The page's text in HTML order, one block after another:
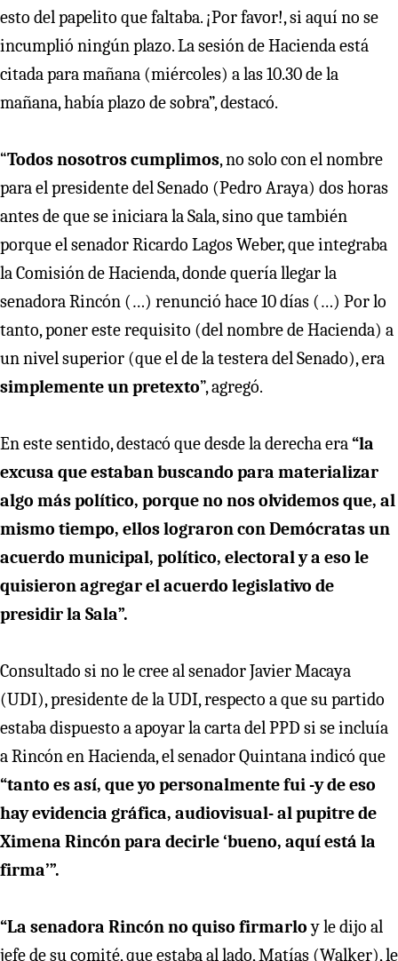
esto del papelito que faltaba. ¡Por favor!, si aquí no se
incumplió ningún plazo. La sesión de Hacienda está
citada para mañana (miércoles) a las 10.30 de la
mañana, había plazo de sobra”, destacó.
“Todos nosotros cumplimos, no solo con el nombre
para el presidente del Senado (Pedro Araya) dos horas
antes de que se iniciara la Sala, sino que también
porque el senador Ricardo Lagos Weber, que integraba
la Comisión de Hacienda, donde quería llegar la
senadora Rincón (…) renunció hace 10 días (…) Por lo
tanto, poner este requisito (del nombre de Hacienda) a
un nivel superior (que el de la testera del Senado), era
simplemente un pretexto”, agregó.
En este sentido, destacó que desde la derecha era“la
excusa que estaban buscando para materializar
algo más político, porque no nos olvidemos que, al
mismo tiempo, ellos lograron con Demócratas un
acuerdo municipal, político, electoral y a eso le
quisieron agregar el acuerdo legislativo de
presidir la Sala”.
Consultado si no le cree al senador Javier Macaya
(UDI), presidente de la UDI, respecto a que su partido
estaba dispuesto a apoyar la carta del PPD si se incluía
a Rincón en Hacienda, el senador Quintana indicó que
“tanto es así, que yo personalmente fui -y de eso
hay evidencia gráfica, audiovisual- al pupitre de
Ximena Rincón para decirle ‘bueno, aquí está la
firma’”.
“La senadora Rincón no quiso firmarloy le dijo al
jefe de su comité, que estaba al lado, Matías (Walker), le